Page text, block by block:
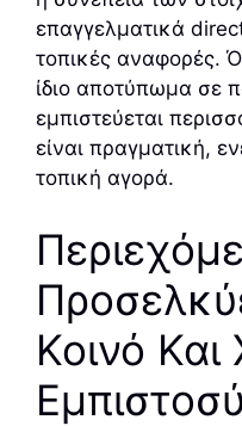
επαγγελματικά
τοπικές αναφορές.
ίδιο αποτύπωμα σε
εμπιστεύεται
είναι πραγματική,
τοπική αγορά.
Κοινό Και